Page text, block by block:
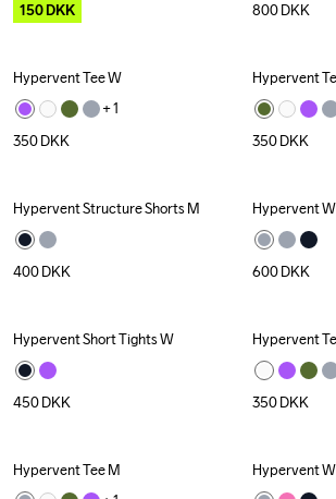
150DKK 800DKK
Hypervent Tee W
+ 1
350DKK
Hypervent
350DKK
Hypervent Structure Shorts M
400DKK
Hypervent
600DKK
Hypervent Short Tights W
450DKK
Hypervent
350DKK
Hypervent Tee M
Hypervent